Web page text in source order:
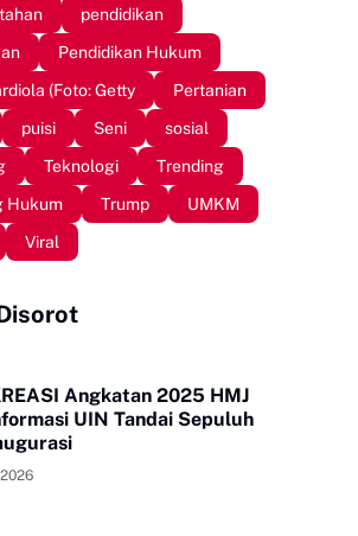
pendidikan
Pendidikan Hukum
(Foto: Getty
Pertanian
puisi Seni
sosial
Teknologi
Trending
Hukum
Trump
UMKM
Viral
Angkatan 2025 HMJ
UIN Tandai Sepuluh